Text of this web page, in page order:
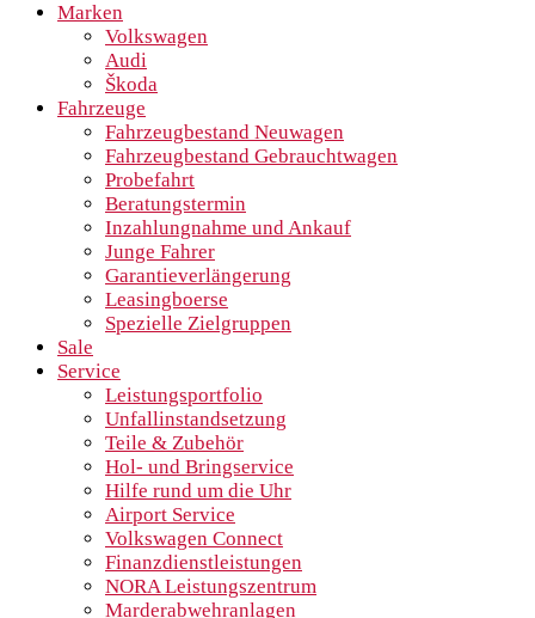
Marken
Volkswagen
Audi
Škoda
Fahrzeuge
Fahrzeugbestand Neuwagen
Fahrzeugbestand Gebrauchtwagen
Probefahrt
Beratungstermin
Inzahlungnahme und Ankauf
Junge Fahrer
Garantieverlängerung
Leasingboerse
Spezielle Zielgruppen
Sale
Service
Leistungsportfolio
Unfallinstandsetzung
Teile & Zubehör
Hol- und Bringservice
Hilfe rund um die Uhr
Airport Service
Volkswagen Connect
Finanzdienstleistungen
NORA Leistungszentrum
Marderabwehranlagen